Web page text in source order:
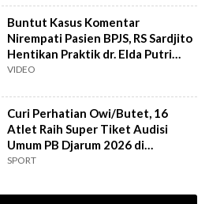
Buntut Kasus Komentar
Nirempati Pasien BPJS, RS Sardjito
Hentikan Praktik dr. Elda Putri
Rahard
VIDEO
Curi Perhatian Owi/Butet, 16
Atlet Raih Super Tiket Audisi
Umum PB Djarum 2026 di
Makassar
SPORT